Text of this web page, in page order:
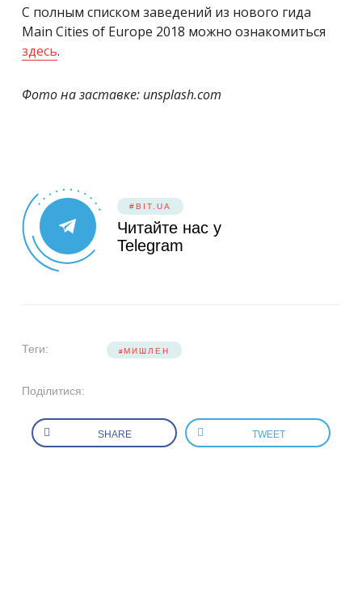
С полным списком заведений из нового гида
Main Cities of Europe 2018 можно ознакомиться
здесь.
Фото на заставке: unsplash.com
#BIT.UA
Читайте нас у
Telegram
Теги: МИШЛЕН
Поділитися:
SHARE TWEET